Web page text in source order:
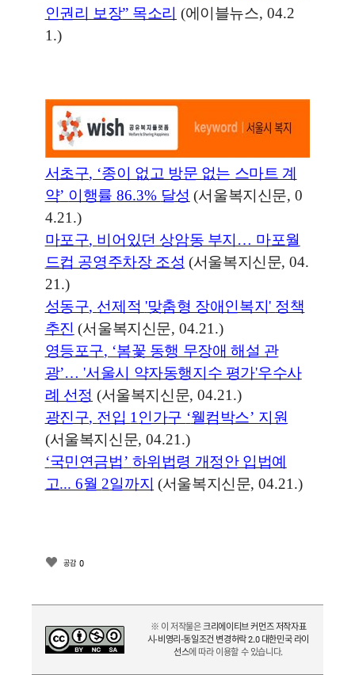
인권리 보장” 목소리 (에이블뉴스, 04.2
1.)
서초구, ‘종이 없고 방문 없는 스마트 계
약’ 이행률 86.3% 달성 (서울복지신문, 0
4.21.)
마포구, 비어있던 상암동 부지 … 마포월
드컵 공영주차장 조성 (서울복지신문, 04.
21.)
성동구, 선제적 '맞춤형 장애인복지' 정책
추진 (서울복지신문, 04.21.)
영등포구, ‘봄꽃 동행 무장애 해설 관
광’…'서울시 약자동행지수 평가'우수사
례 선정 (서울복지신문, 04.21.)
광진구, 전입 1 인가구 ‘웰컴박스’ 지원
(서울복지신문, 04.21.)
‘국민연금법’ 하위법령 개정안 입법예
고... 6월 2일까지 (서울복지신문, 04.21.)
공감 0
※ 이 저작물은크리에이티브 커먼즈 저작자표
시-비영리-동일조건 변경허락 2.0 대한민국 라이
선스에 따라 이용할 수 있습니다.